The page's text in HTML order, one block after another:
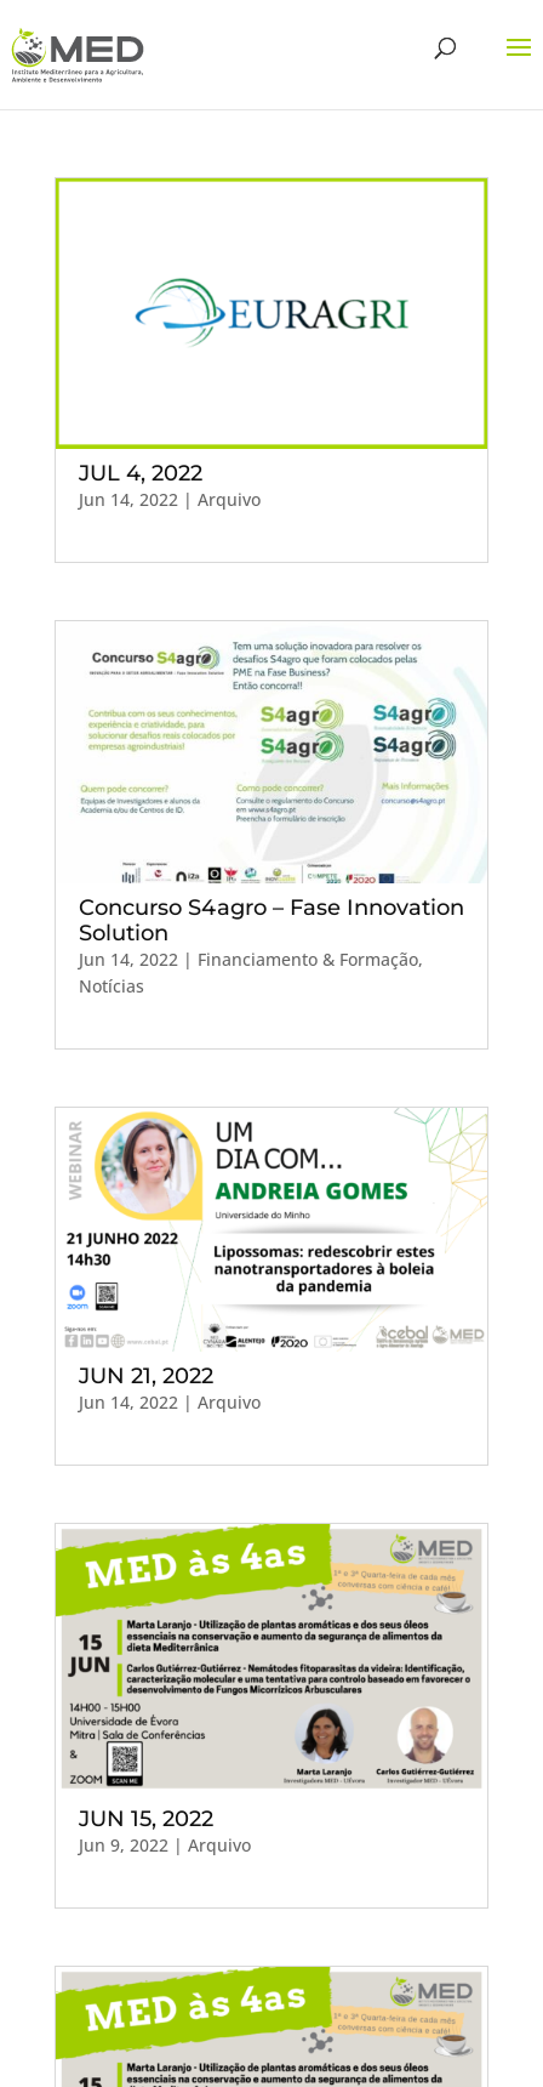
JUL 4, 2022
Jun 14, 2022| Arquivo
Concurso S4agro – Fase Innovation
Solution
Jun 14, 2022| Financiamento & Formação,
Notícias
JUN 21, 2022
Jun 14, 2022| Arquivo
JUN 15, 2022
Jun 9, 2022| Arquivo